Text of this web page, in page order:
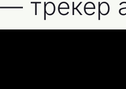
трекер